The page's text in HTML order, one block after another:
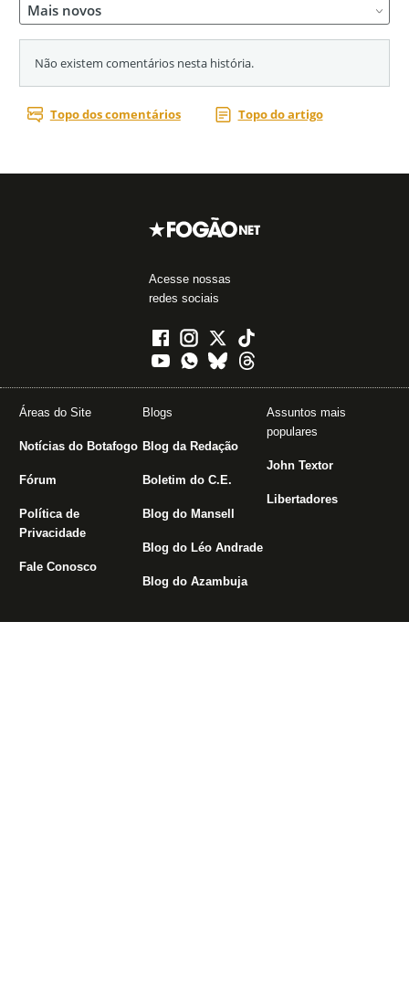
Acesse nossas
redes sociais
Áreas do Site
Notícias do Botafogo
Fórum
Política de
Privacidade
Fale Conosco
Blogs
Blog da Redação
Boletim do C.E.
Blog do Mansell
Blog do Léo Andrade
Blog do Azambuja
Assuntos mais
populares
John Textor
Libertadores